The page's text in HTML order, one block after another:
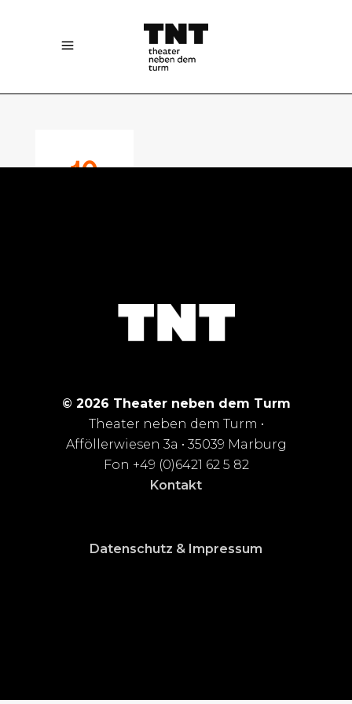
10
© 2026 Theater neben dem Turm
Theater neben dem Turm •
Afföllerwiesen 3a • 35039 Marburg
Fon +49 (0)6421 62 5 82
Kontakt
Datenschutz & Impressum